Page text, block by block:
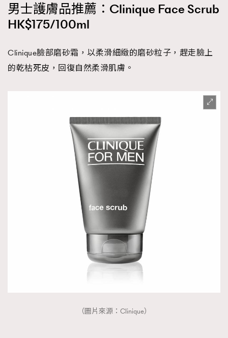
男士護膚品推薦：Clinique Face Scrub
HK$175/100ml
Clinique臉部磨砂霜，以柔滑細緻的磨砂粒子，趕走臉上
的乾枯死皮，回復自然柔滑肌膚。
（圖片來源：Clinique）